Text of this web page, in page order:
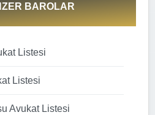
BAROLAR
Listesi
Listesi
Avukat Listesi